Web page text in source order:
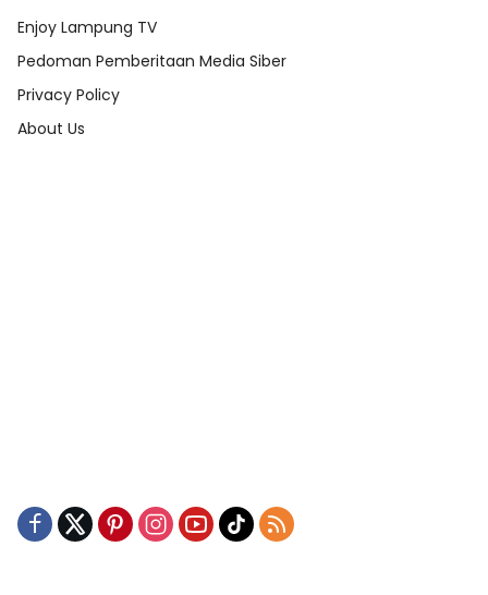
Enjoy Lampung TV
Pedoman Pemberitaan Media Siber
Privacy Policy
About Us